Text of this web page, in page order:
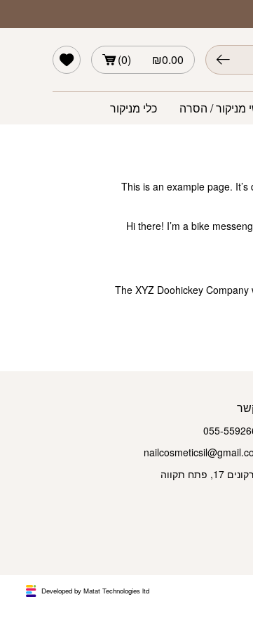
₪0.00
(
0
)
מניקור / הסרה כלי מניקור
This is an example page.
Hi there! I’m a bike
The XYZ Doohickey
055-
17, פתח תקווה
Developed by Matat Technologies ltd